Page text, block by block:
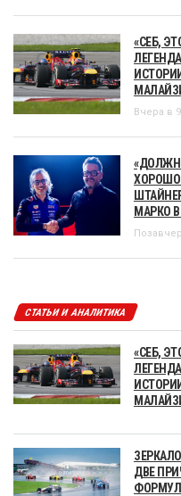
«СЕБ,
Вчера в
ХОРОШО
МАРКО В
СТАТЬИ И АНАЛИТИКА
«СЕБ,
ДВЕ